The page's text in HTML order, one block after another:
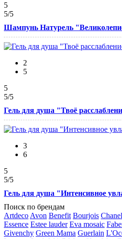
5
5/5
Шампунь Натурель
2
5
5
5/5
Гель для душа "Твоё
3
6
5
5/5
Гель для душа "Интенсивное
Поиск по брендам
Artdeco Avon Benefit Bourjois Chanel
Essence Estee lauder Eva mosaic
Givenchy Green Mama Guerlain